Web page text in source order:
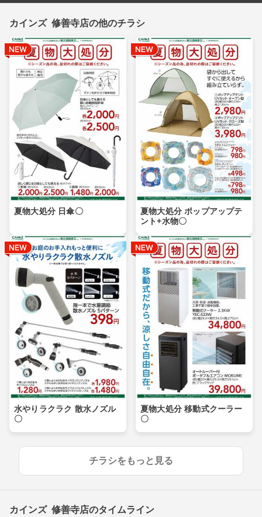
カインズ 修善寺店の他のチラシ
夏物大処分 日傘〇
夏物大処分 ポップアップテ
ント+水物〇
水やりラクラク 散水ノズル
〇
夏物大処分 移動式クーラー
〇
チラシをもっと見る
カインズ 修善寺店のタイムライン